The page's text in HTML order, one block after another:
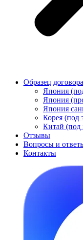
Образец договора
Япония
Япония
Япония
Корея (под
Китай (под
Отзывы
Вопросы и
Контакты